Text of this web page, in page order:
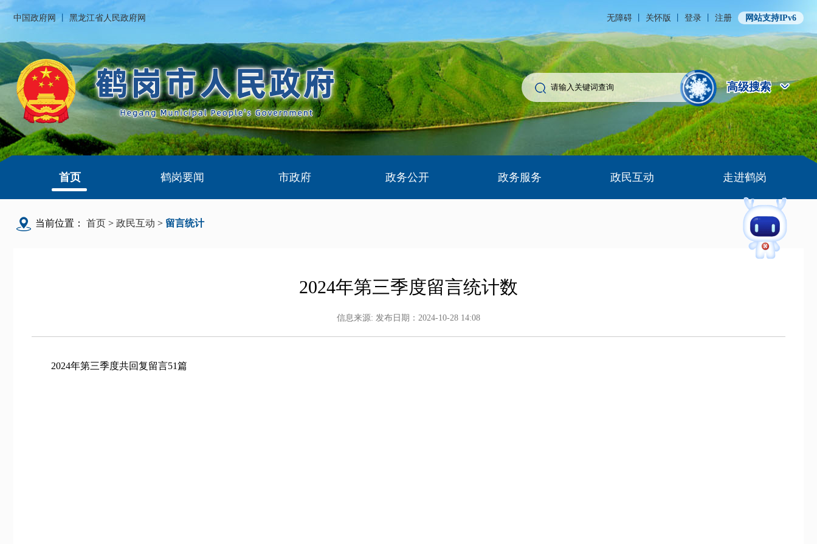
中国政府网 黑龙江省人民政府网 无障碍 关怀版 登录 注册 网站支持IPv6
高级搜索
高级搜索
首页 鹤岗要闻 市政府 政务公开 政务服务 政民互动 走进鹤岗
当前位置： 首页 > 政民互动 > 留言统计
2024年第三季度留言统计数
信息来源: 发布日期：2024-10-28 14:08
2024年第三季度共回复留言51篇